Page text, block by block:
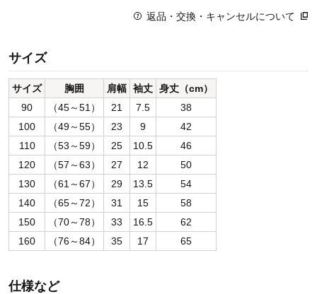
返品・交換・キャンセルについて
サイズ
サイズ 胸囲 肩幅 袖丈 身丈（cm）
90
（45～51） 21 7.5
38
100
（49～55） 23 9
42
110
（53～59） 25 10.5
46
120
（57～63） 27 12
50
130
（61～67） 29 13.5
54
140
（65～72） 31 15
58
150
（70～78） 33 16.5
62
160
（76～84） 35 17 65
仕様など